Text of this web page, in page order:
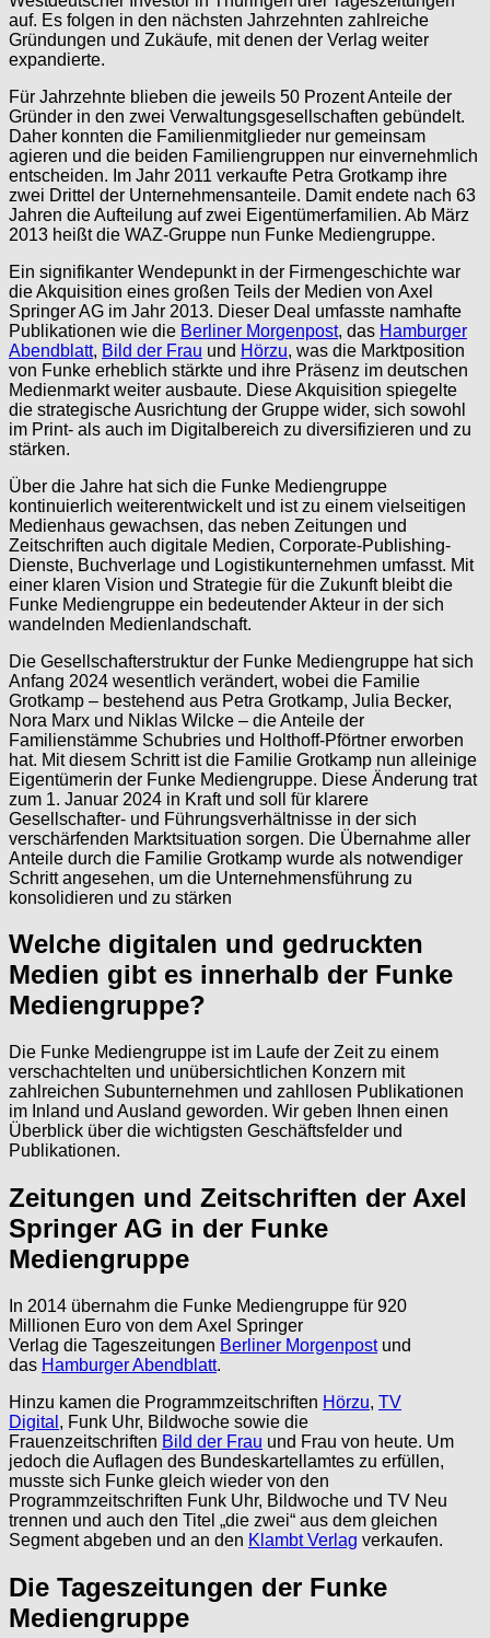
auf. Es folgen in den nächsten Jahrzehnten zahlreiche
Gründungen und Zukäufe, mit denen der Verlag weiter
expandierte.
Für Jahrzehnte blieben die jeweils 50 Prozent Anteile der
Gründer in den zwei Verwaltungsgesellschaften gebündelt.
Daher konnten die Familienmitglieder nur gemeinsam
agieren und die beiden Familiengruppen nur einvernehmlich
entscheiden. Im Jahr 2011 verkaufte Petra Grotkamp ihre
zwei Drittel der Unternehmensanteile. Damit endete nach 63
Jahren die Aufteilung auf zwei Eigentümerfamilien. Ab März
2013 heißt die WAZ-Gruppe nun Funke Mediengruppe.
Ein signifikanter Wendepunkt in der Firmengeschichte war
die Akquisition eines großen Teils der Medien von Axel
Springer AG im Jahr 2013. Dieser Deal umfasste namhafte
Publikationen wie die Berliner Morgenpost, das Hamburger
Abendblatt, Bild der Frau und Hörzu, was die Marktposition
von Funke erheblich stärkte und ihre Präsenz im deutschen
Medienmarkt weiter ausbaute. Diese Akquisition spiegelte
die strategische Ausrichtung der Gruppe wider, sich sowohl
im Print- als auch im Digitalbereich zu diversifizieren und zu
stärken​.
Über die Jahre hat sich die Funke Mediengruppe
kontinuierlich weiterentwickelt und ist zu einem vielseitigen
Medienhaus gewachsen, das neben Zeitungen und
Zeitschriften auch digitale Medien, Corporate-Publishing-
Dienste, Buchverlage und Logistikunternehmen umfasst. Mit
einer klaren Vision und Strategie für die Zukunft bleibt die
Funke Mediengruppe ein bedeutender Akteur in der sich
wandelnden Medienlandschaft.
Die Gesellschafterstruktur der Funke Mediengruppe hat sich
Anfang 2024 wesentlich verändert, wobei die Familie
Grotkamp – bestehend aus Petra Grotkamp, Julia Becker,
Nora Marx und Niklas Wilcke – die Anteile der
Familienstämme Schubries und Holthoff-Pförtner erworben
hat. Mit diesem Schritt ist die Familie Grotkamp nun alleinige
Eigentümerin der Funke Mediengruppe. Diese Änderung trat
zum 1. Januar 2024 in Kraft und soll für klarere
Gesellschafter- und Führungsverhältnisse in der sich
verschärfenden Marktsituation sorgen. Die Übernahme aller
Anteile durch die Familie Grotkamp wurde als notwendiger
Schritt angesehen, um die Unternehmensführung zu
konsolidieren und zu stärken
Welche digitalen und gedruckten
Medien gibt es innerhalb der Funke
Mediengruppe?
Die Funke Mediengruppe ist im Laufe der Zeit zu einem
verschachtelten und unübersichtlichen Konzern mit
zahlreichen Subunternehmen und zahllosen Publikationen
im Inland und Ausland geworden. Wir geben Ihnen einen
Überblick über die wichtigsten Geschäftsfelder und
Publikationen.
Zeitungen und Zeitschriften der Axel
Springer AG in der Funke
Mediengruppe
In 2014 übernahm die Funke Mediengruppe für 920
Millionen Euro von dem Axel Springer
Verlag die Tageszeitungen Berliner Morgenpostund
das Hamburger Abendblatt.
Hinzu kamen die Programmzeitschriften Hörzu, TV
Digital , Funk Uhr, Bildwoche sowie die
Frauenzeitschriften Bild der Frau und Frau von heute. Um
jedoch die Auflagen des Bundeskartellamtes zu erfüllen,
musste sich Funke gleich wieder von den
Programmzeitschriften Funk Uhr, Bildwoche und TV Neu
trennen und auch den Titel „die zwei“ aus dem gleichen
Segment abgeben und an den Klambt Verlag verkaufen.
Die Tageszeitungen der Funke
Mediengruppe